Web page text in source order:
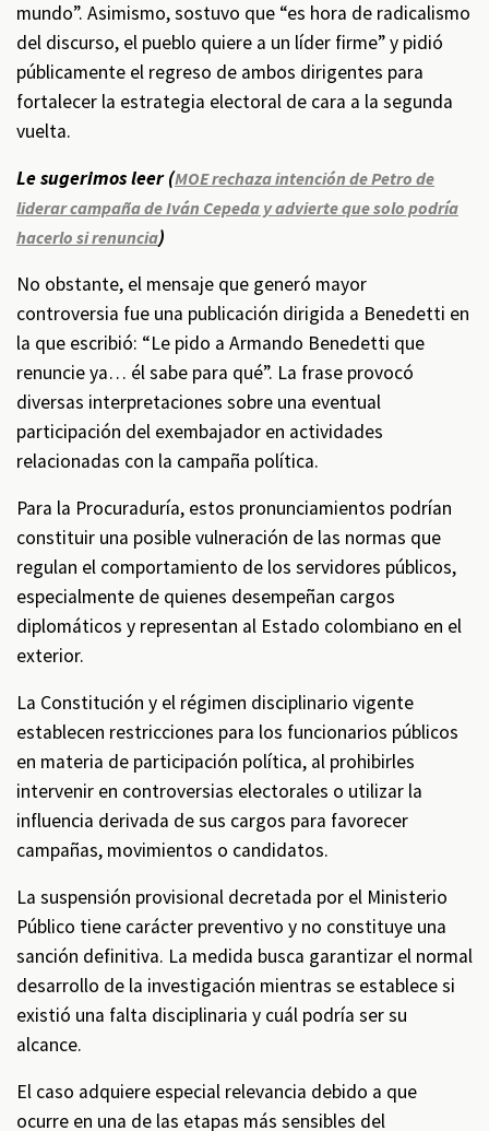
mundo”. Asimismo, sostuvo que “es hora de radicalismo
del discurso, el pueblo quiere a un líder firme” y pidió
públicamente el regreso de ambos dirigentes para
fortalecer la estrategia electoral de cara a la segunda
vuelta.
Le sugerimos leer (MOE rechaza intención de Petro de
liderar campaña de Iván Cepeda y advierte que solo podría
hacerlo si renuncia)
No obstante, el mensaje que generó mayor
controversia fue una publicación dirigida a Benedetti en
la que escribió: “Le pido a Armando Benedetti que
renuncie ya… él sabe para qué”. La frase provocó
diversas interpretaciones sobre una eventual
participación del exembajador en actividades
relacionadas con la campaña política.
Para la Procuraduría, estos pronunciamientos podrían
constituir una posible vulneración de las normas que
regulan el comportamiento de los servidores públicos,
especialmente de quienes desempeñan cargos
diplomáticos y representan al Estado colombiano en el
exterior.
La Constitución y el régimen disciplinario vigente
establecen restricciones para los funcionarios públicos
en materia de participación política, al prohibirles
intervenir en controversias electorales o utilizar la
influencia derivada de sus cargos para favorecer
campañas, movimientos o candidatos.
La suspensión provisional decretada por el Ministerio
Público tiene carácter preventivo y no constituye una
sanción definitiva. La medida busca garantizar el normal
desarrollo de la investigación mientras se establece si
existió una falta disciplinaria y cuál podría ser su
alcance.
El caso adquiere especial relevancia debido a que
ocurre en una de las etapas más sensibles del